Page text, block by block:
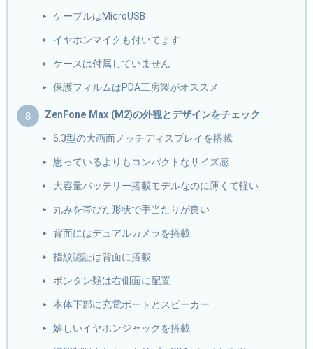
ケーブルはMicroUSB
イヤホンマイクも付いてます
ケースは付属していません
保護フィルムはPDA工房製がオススメ
ZenFone Max (M2)の外観とデザインをチェック
6.3型の大画面ノッチディスプレイを搭載
思っているよりもコンパクトなサイズ感
大容量バッテリー搭載モデルなのに薄くて軽い
丸みを帯びた形状で手当たりが良い
背面にはデュアルカメラを搭載
指紋認証は背面に搭載
ボンタン類は右側面に配置
本体下部に充電ポートとスピーカー
嬉しいイヤホンジャックを搭載